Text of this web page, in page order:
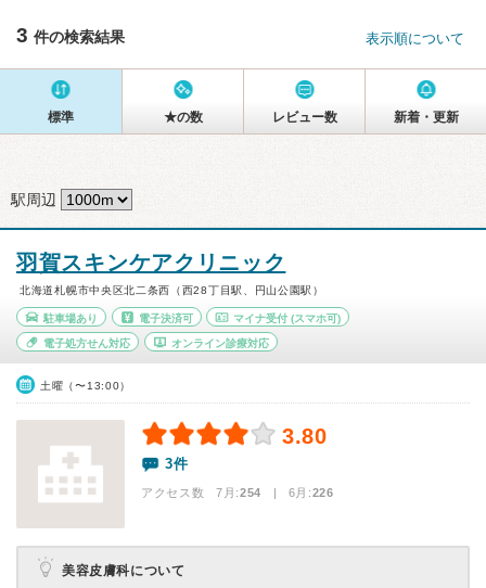
3 件の検索結果 表示順について
標準 ★の数 レビュー数 新着・更新
駅周辺
羽賀スキンケアクリニック
北海道札幌市中央区北二条西（西28丁目駅、円山公園駅）
駐車場あり 電子決済可 マイナ受付 (スマホ可)
電子処方せん対応 オンライン診療対応
土曜（〜13:00）
3.80
3件
アクセス数 7月:254 | 6月:226
美容皮膚科について